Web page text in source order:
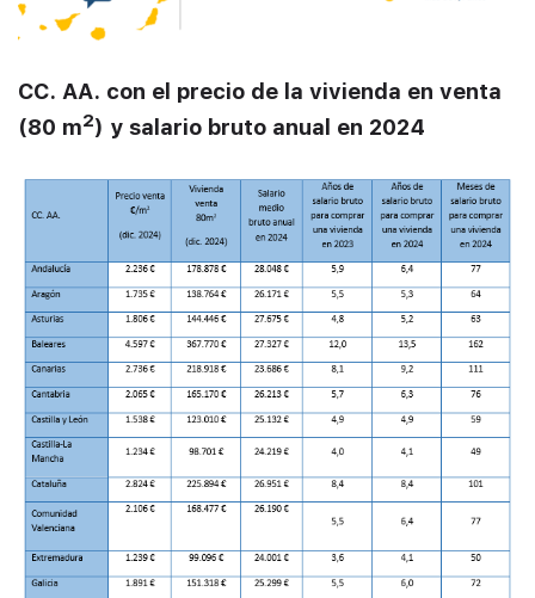
CC. AA. con el precio de la vivienda en venta
(80 m2) y salario bruto anual en 2024